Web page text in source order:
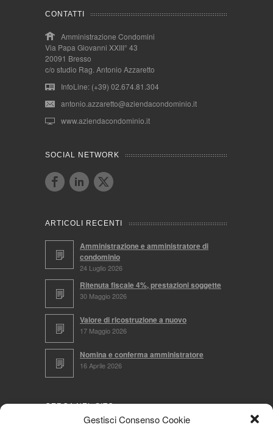
Gestisci Consenso Cookie
CONTATTI
Amministrazione Condomini
Via Papa Giovanni XXIII° 43
20091 Bresso
c/o studio Rag. Antonio Azzaretto
InfoLine: (+39) 02.674.81.304
antonio.azzaretto@aziendacondominio.it
www.aziendacondominio.it
SOCIAL NETWORK
ARTICOLI RECENTI
Amministrazione e amministratore di
condominio
24 Luglio 2026
Ritenuta fiscale 4%, prestazioni soggette
30 Maggio 2026
Valore di ricostruzione a nuovo
17 Maggio 2026
Nomina e conferma amministratore
16 Aprile 2026
CERCA NEL SITO